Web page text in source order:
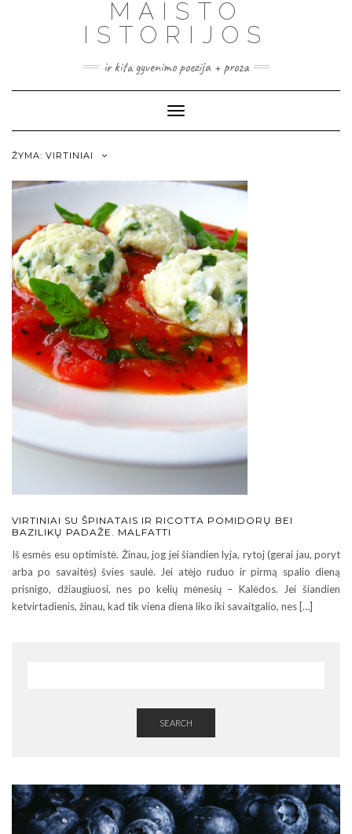
MAISTO
ISTORIJOS
ir kita gyvenimo poezija + proza
Toggle
Navigation
ŽYMA: VIRTINIAI
VIRTINIAI SU ŠPINATAIS IR RICOTTA POMIDORŲ BEI
BAZILIKŲ PADAŽE. MALFATTI
Iš esmės esu optimistė. Žinau, jog jei šiandien lyja, rytoj (gerai jau, poryt
arba po savaitės) švies saulė. Jei atėjo ruduo ir pirmą spalio dieną
prisnigo, džiaugiuosi, nes po kelių mėnesių – Kalėdos. Jei šiandien
ketvirtadienis, žinau, kad tik viena diena liko iki savaitgalio, nes […]
SEARCH